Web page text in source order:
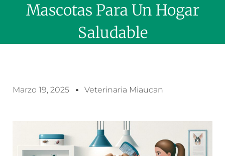
Mascotas Para Un Hogar
Saludable
Marzo 19, 2025 Veterinaria Miaucan